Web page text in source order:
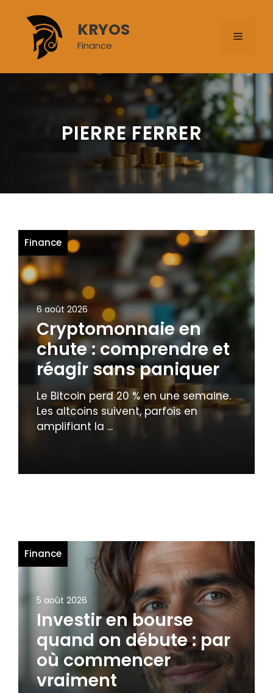
contenu
KRYOS
Finance
MENU
PIERRE FERRER
Finance
6 août 2026
Cryptomonnaie en
chute : comprendre et
réagir sans paniquer
Le Bitcoin perd 20 % en une semaine.
Les altcoins suivent, parfois en
amplifiant la ...
Finance
5 août 2026
Investir en bourse
quand on débute : par
où commencer
vraiment